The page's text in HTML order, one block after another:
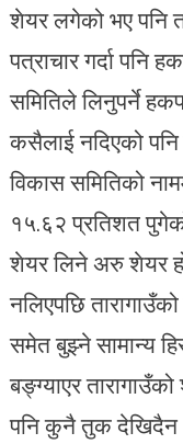
शेयर लगेको भए पनि
पत्राचार गर्दा पनि
समितिले लिनुपर्ने
कसैलाई नदिएको पनि
विकास समितिको
१५.६२ प्रतिशत
शेयर लिने अरु शेयर
नलिएपछि
समेत बुझ्ने सामान्य
बङ्ग्याएर
पनि कुनै तुक